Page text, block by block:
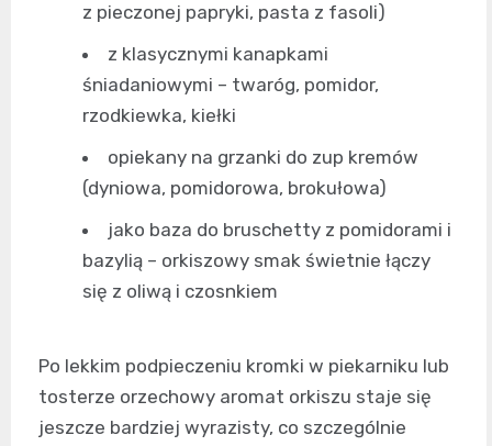
z pieczonej papryki, pasta z fasoli)
z klasycznymi kanapkami
śniadaniowymi – twaróg, pomidor,
rzodkiewka, kiełki
opiekany na grzanki do zup kremów
(dyniowa, pomidorowa, brokułowa)
jako baza do bruschetty z pomidorami i
bazylią – orkiszowy smak świetnie łączy
się z oliwą i czosnkiem
Po lekkim podpieczeniu kromki w piekarniku lub
tosterze orzechowy aromat orkiszu staje się
jeszcze bardziej wyrazisty, co szczególnie